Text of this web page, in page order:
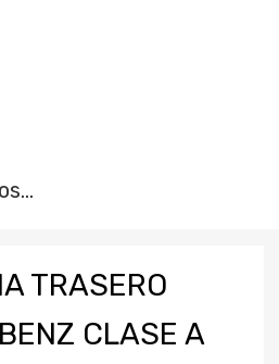
TRASERO
CLASE A